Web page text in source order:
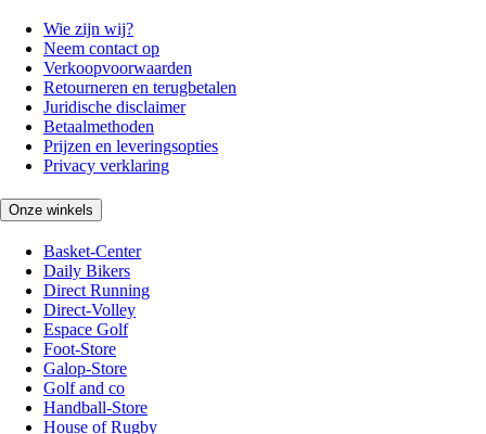
Wie zijn wij?
Neem contact op
Verkoopvoorwaarden
Retourneren en terugbetalen
Juridische disclaimer
Betaalmethoden
Prijzen en leveringsopties
Privacy verklaring
Onze winkels
Basket-Center
Daily Bikers
Direct Running
Direct-Volley
Espace Golf
Foot-Store
Galop-Store
Golf and co
Handball-Store
House of Rugby